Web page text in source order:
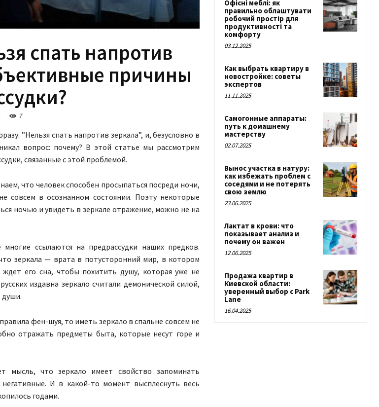
спать напротив
причины
7
”Нельзя спать напротив зеркала”, и, безусловно в
вопрос: почему? В этой статье мы рассмотрим
связанные с этой проблемой.
что человек способен просыпаться посреди ночи,
совсем в осознанном состоянии. Поэту некоторые
ночью и увидеть в зеркале отражение, можно не на
ссылаются на предрассудки наших предков.
зеркала — врата в потусторонний мир, в котором
его сна, чтобы похитить душу, которая уже не
издавна зеркало считали демонической силой,
души.
фен-шуя, то иметь зеркало в спальне совсем не
отражать предметы быта, которые несут горе и
мысль, что зеркало имеет свойство запоминать
И в какой-то момент высплеснуть весь
годами.
Офісні меблі: як
правильно облаштувати
робочий простір для
продуктивності та
комфорту
03.12.2025
Как выбрать квартиру в
новостройке: советы
экспертов
11.11.2025
Самогонные аппараты:
путь к домашнему
мастерству
02.07.2025
Вынос участка в натуру:
как избежать проблем с
соседями и не потерять
свою землю
23.06.2025
Лактат в крови: что
показывает анализ и
почему он важен
12.06.2025
Продажа квартир в
Киевской области:
уверенный выбор с Park
Lane
16.04.2025